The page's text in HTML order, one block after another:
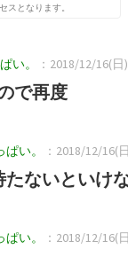
スとなります。
い。 ：2018/12/16(
で再度
い。 ：2018/12/16(
ないといけ
い。 ：2018/12/16(